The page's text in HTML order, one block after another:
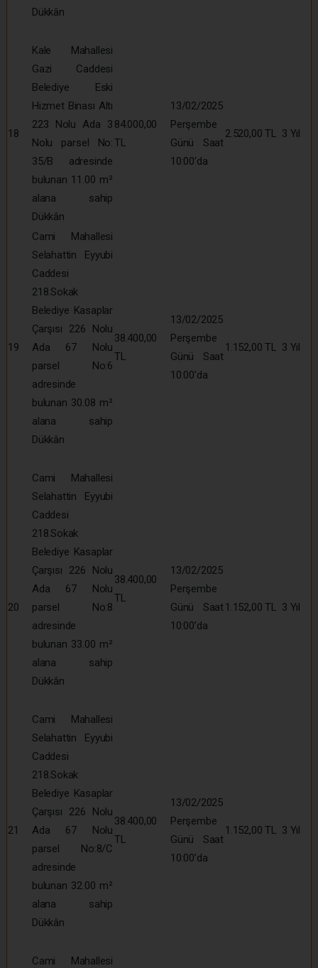
Dükkân
18
Kale Mahallesi
Gazi Caddesi
Belediye Eski
Hizmet Binası Altı
223 Nolu Ada 3
Nolu parsel No:
35/B adresinde
bulunan 11.00 m²
alana sahip
Dükkân
84.000,00
TL
13/02/2025
Perşembe
Günü Saat
10:00’da
2.520,00 TL 3 Yıl
19
Cami Mahallesi
Selahattin Eyyubi
Caddesi
218.Sokak
Belediye Kasaplar
Çarşısı 226 Nolu
Ada 67 Nolu
parsel No:6
adresinde
bulunan 30.08 m²
alana sahip
Dükkân
38.400,00
TL
13/02/2025
Perşembe
Günü Saat
10:00’da
1.152,00 TL 3 Yıl
20
Cami Mahallesi
Selahattin Eyyubi
Caddesi
218.Sokak
Belediye Kasaplar
Çarşısı 226 Nolu
Ada 67 Nolu
parsel No:8
adresinde
bulunan 33.00 m²
alana sahip
Dükkân
38.400,00
TL
13/02/2025
Perşembe
Günü Saat
10:00’da
1.152,00 TL 3 Yıl
21
Cami Mahallesi
Selahattin Eyyubi
Caddesi
218.Sokak
Belediye Kasaplar
Çarşısı 226 Nolu
Ada 67 Nolu
parsel No:8/C
adresinde
bulunan 32.00 m²
alana sahip
Dükkân
38.400,00
TL
13/02/2025
Perşembe
Günü Saat
10:00’da
1.152,00 TL 3 Yıl
Cami Mahallesi